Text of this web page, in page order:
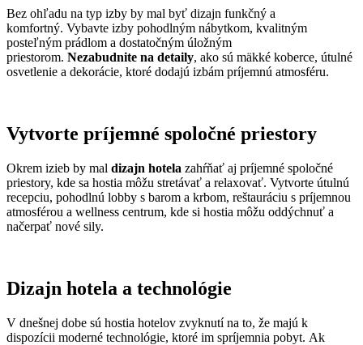
Bez ohľadu na typ izby by mal byť dizajn funkčný a
komfortný. Vybavte izby pohodlným nábytkom, kvalitným
posteľným prádlom a dostatočným úložným
priestorom. Nezabudnite na detaily, ako sú mäkké koberce, útulné
osvetlenie a dekorácie, ktoré dodajú izbám príjemnú atmosféru.
Vytvorte príjemné spoločné priestory
Okrem izieb by mal dizajn hotela zahŕňať aj príjemné spoločné
priestory, kde sa hostia môžu stretávať a relaxovať. Vytvorte útulnú
recepciu, pohodlnú lobby s barom a krbom, reštauráciu s príjemnou
atmosférou a wellness centrum, kde si hostia môžu oddýchnuť a
načerpať nové sily.
Dizajn hotela a technológie
V dnešnej dobe sú hostia hotelov zvyknutí na to, že majú k
dispozícii moderné technológie, ktoré im spríjemnia pobyt. Ak